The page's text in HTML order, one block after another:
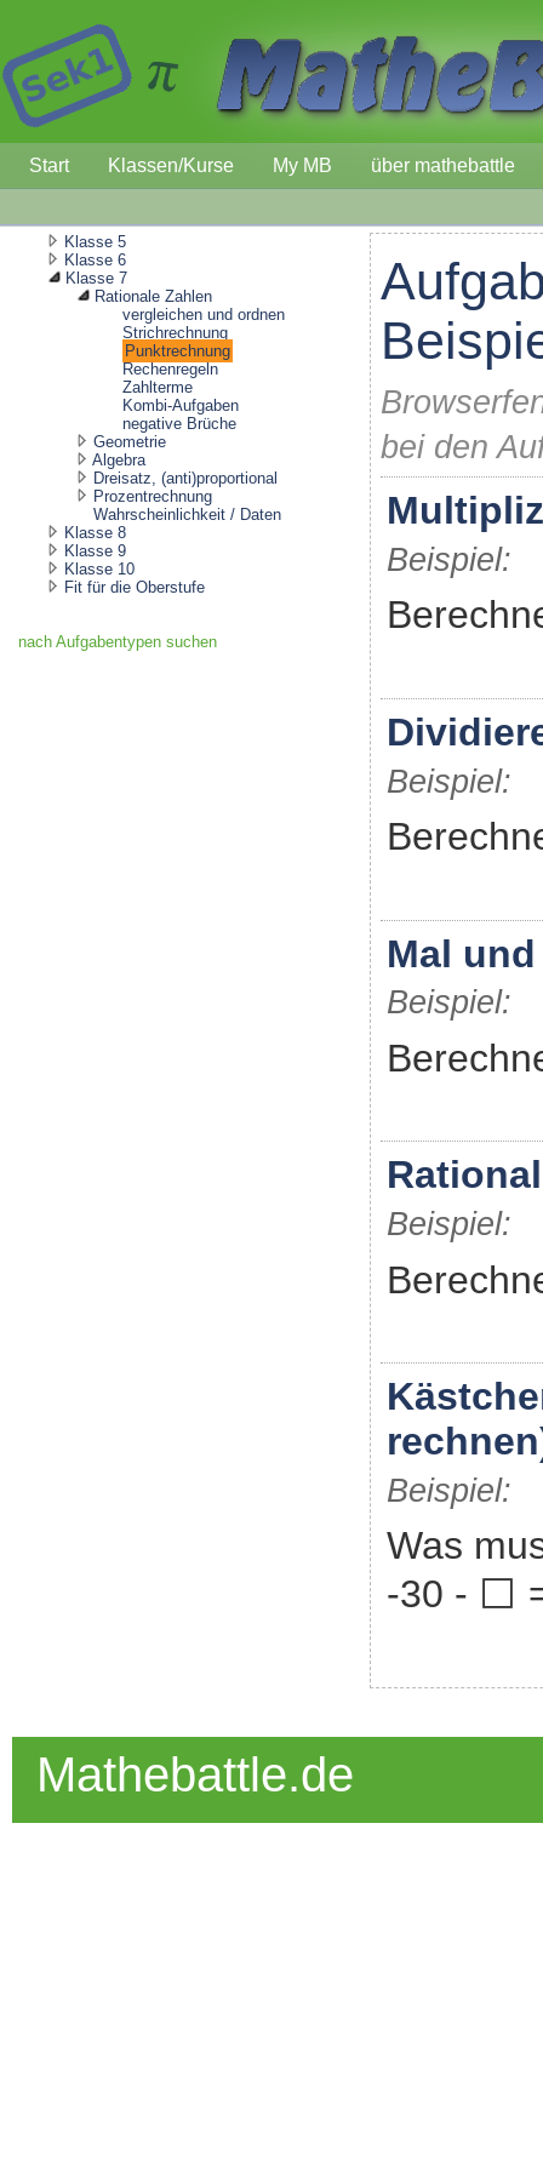
Start Klassen/Kurse My MB über mathebattle
Klasse 5
Klasse 6
Klasse 7
Rationale Zahlen
vergleichen und ordnen
Strichrechnung
Punktrechnung
Rechenregeln
Zahlterme
Kombi-Aufgaben
negative Brüche
Geometrie
Algebra
Dreisatz, (anti)proportional
Prozentrechnung
Wahrscheinlichkeit / Daten
Klasse 8
Klasse 9
Klasse 10
Fit für die Oberstufe
nach Aufgabentypen suchen
bei den
Beispiel:
Beispiel:
Mal
Beispiel:
Beispiel:
Beispiel:
Was
-30 - ⬜
Mathebattle.de